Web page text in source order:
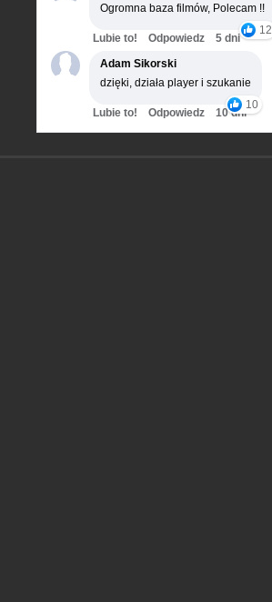
Ogromna baza filmów, Polecam !!
12
Lubie to! Odpowiedz
5 dni
Adam Sikorski
dzięki, działa player i szukanie
10
Lubie to! Odpowiedz 10 dni